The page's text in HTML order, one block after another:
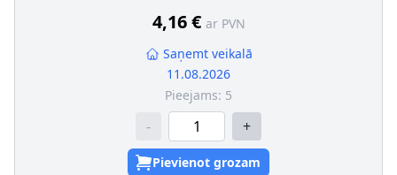
4,16 € ar PVN
Saņemt veikalā
11.08.2026
Pieejams: 5
- +
Pievienot grozam